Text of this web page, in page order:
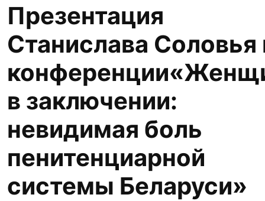
Презентация
Станислава Соловья
в заключении:
невидимая боль
пенитенциарной
системы Беларуси»